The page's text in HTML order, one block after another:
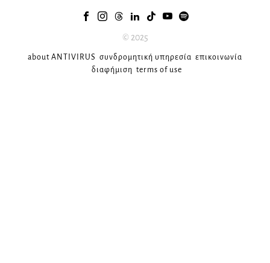
© 2025
about ANTIVIRUS συνδρομητική υπηρεσία επικοινωνία
διαφήμιση terms of use